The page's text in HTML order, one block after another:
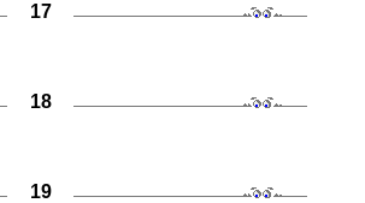
17
18
19